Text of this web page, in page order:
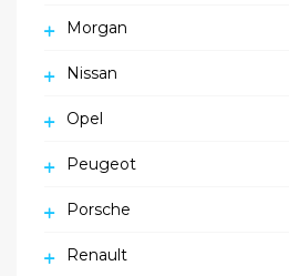
Morgan
Nissan
Opel
Peugeot
Porsche
Renault